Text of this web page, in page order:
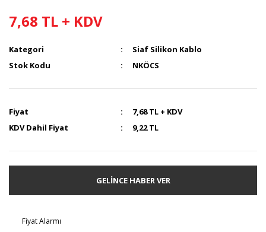
7,68 TL + KDV
Kategori
Siaf Silikon Kablo
Stok Kodu
NKÖCS
Fiyat
7,68 TL + KDV
KDV Dahil Fiyat
9,22 TL
GELİNCE HABER VER
Fiyat Alarmı